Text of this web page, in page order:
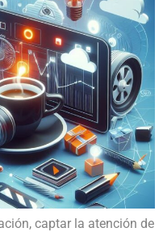
captar la atención de